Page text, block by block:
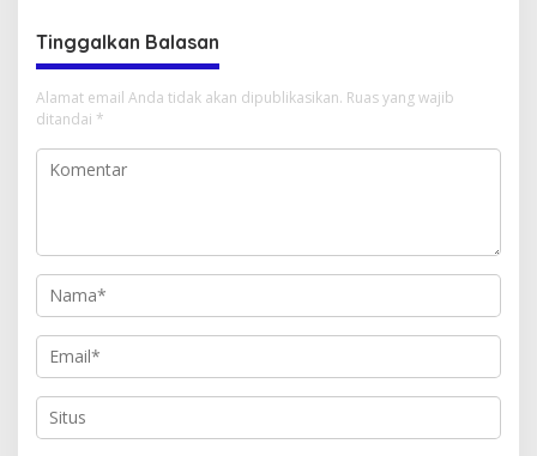
Tinggalkan Balasan
Alamat email Anda tidak akan dipublikasikan. Ruas yang wajib
ditandai *